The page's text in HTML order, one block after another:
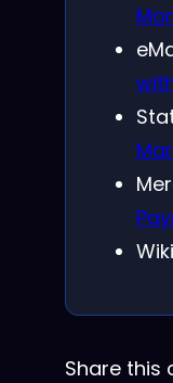
Share this